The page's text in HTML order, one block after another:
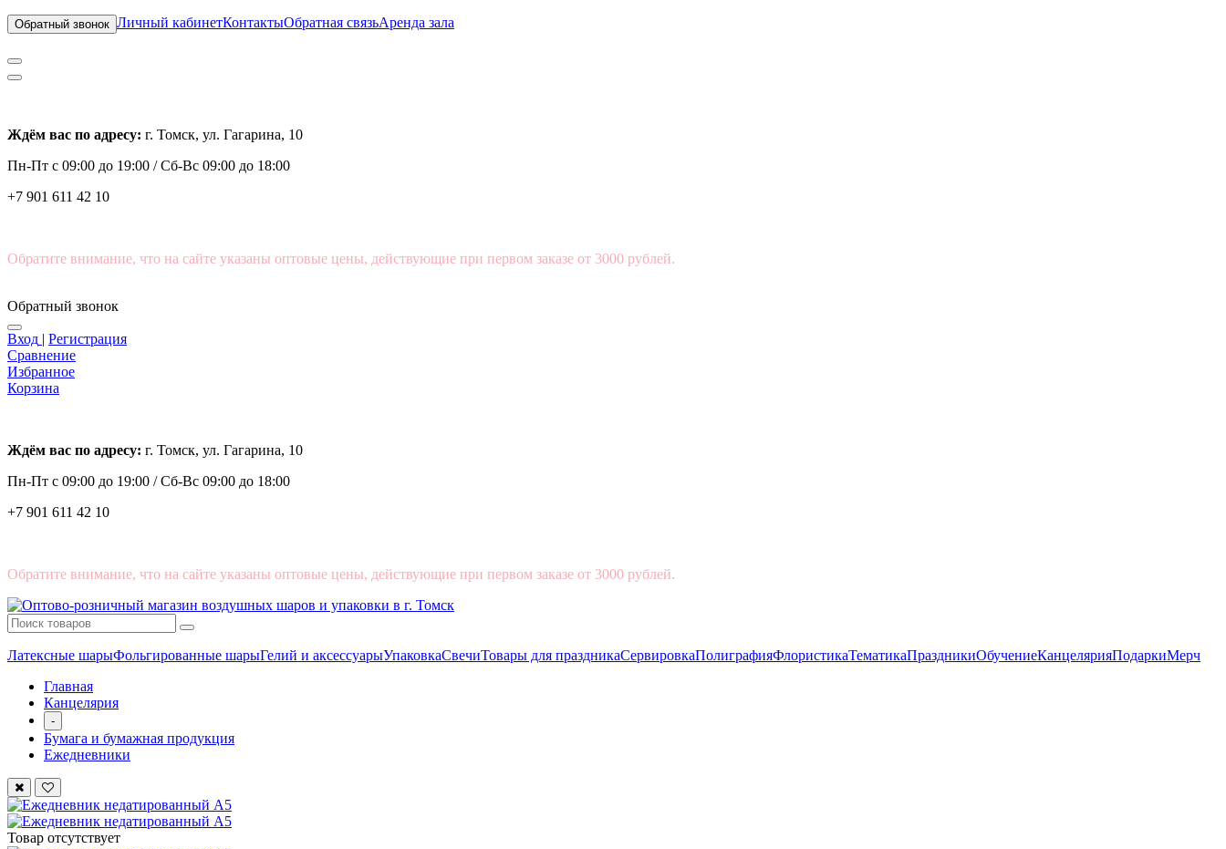
Обратный звонок Личный кабинетКонтактыОбратная связьАренда зала
Ждём вас по адресу: г. Томск, ул. Гагарина, 10
Пн-Пт с 09:00 до 19:00 /Сб-Вс 09:00 до 18:00
+7 901 611 42 10
Обратите внимание, что на сайте указаны оптовые цены, действующие при первом заказе от 3000 рублей.
Обратный звонок
Вход | Регистрация
Сравнение
Избранное
Корзина
Ждём вас по адресу: г. Томск, ул. Гагарина, 10
Пн-Пт с 09:00 до 19:00 /Сб-Вс 09:00 до 18:00
+7 901 611 42 10
Обратите внимание, что на сайте указаны оптовые цены, действующие при первом заказе от 3000 рублей.
Латексные шарыФольгированные шарыГелий и аксессуарыУпаковкаСвечиТовары для праздникаСервировкаПолиграфияФлористикаТематикаПраздникиОбучениеКанцелярияПодаркиМерч
Главная
Канцелярия
-
Бумага и бумажная продукция
Ежедневники
Товар отсутствует